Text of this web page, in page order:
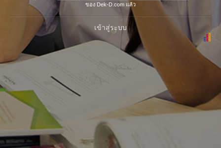
ของ Dek-D.com แล้ว
เข้าสู่ระบบ